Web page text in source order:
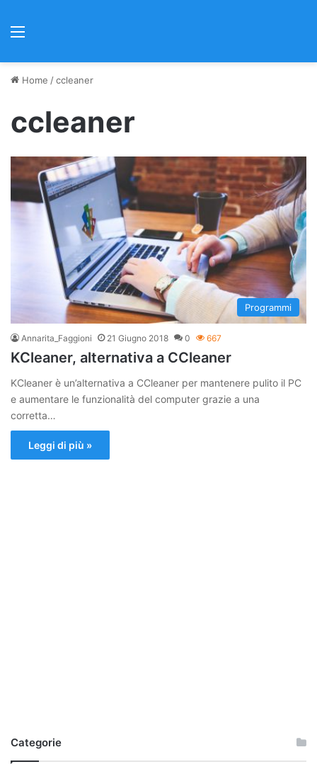
Home /ccleaner
ccleaner
Programmi
Annarita_Faggioni 21 Giugno 2018 0 667
KCleaner, alternativa a CCleaner
KCleaner è un’alternativa a CCleaner per mantenere pulito il PC
e aumentare le funzionalità del computer grazie a una
corretta…
Leggi di più »
Categorie